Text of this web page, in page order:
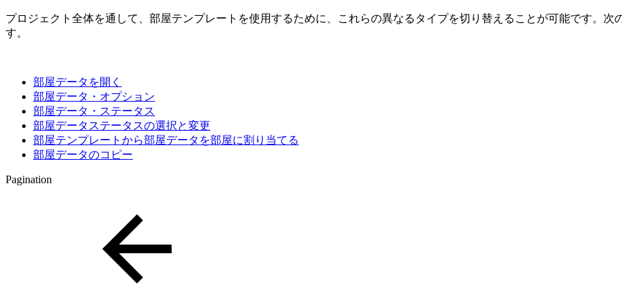
プロジェクト全体を通して、部屋テンプレートを使用するために、これらの異なるタイプを切り替えることが可能です。次
す。
部屋データを開く
部屋データ・オプション
部屋データ・ステータス
部屋データステータスの選択と変更
部屋テンプレートから部屋データを部屋に割り当てる
部屋データのコピー
Pagination